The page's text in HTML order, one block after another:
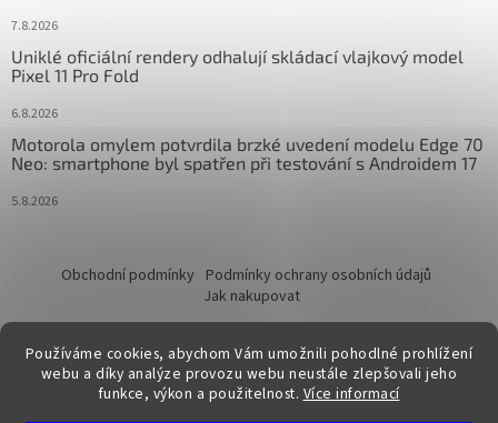
Používáme cookies, abychom Vám umožnili pohodlné prohlížení
webu a díky analýze provozu webu neustále zlepšovali jeho
funkce, výkon a použitelnost. Více informací
7.8.2026
Uniklé oficiální rendery odhalují skládací vlajkový model
Pixel 11 Pro Fold
6.8.2026
Motorola omylem potvrdila brzké uvedení modelu Edge 70
Neo: smartphone byl spatřen při testování s Androidem 17
5.8.2026
Obchodní podmínky Podmínky ochrany osobních údajů
Jak nakupovat
Vytvořil Shoptet